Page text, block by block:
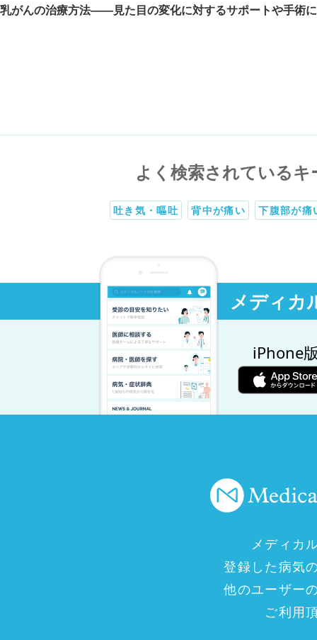
乳がんの治療方法――見た目の変化に対するサポートや手術
よく検索されているキ
吐き気・嘔吐 背中が痛い 下腹部が痛
メディカ
iPhone
メディカ
登録した病気
他のユーザー
ご利用